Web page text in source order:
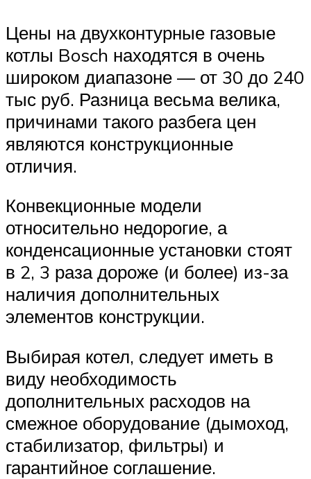
Цены на двухконтурные газовые
котлы Bosch находятся в очень
широком диапазоне — от 30 до 240
тыс руб. Разница весьма велика,
причинами такого разбега цен
являются конструкционные
отличия.
Конвекционные модели
относительно недорогие, а
конденсационные установки стоят
в 2, 3 раза дороже (и более) из-за
наличия дополнительных
элементов конструкции.
Выбирая котел, следует иметь в
виду необходимость
дополнительных расходов на
смежное оборудование (дымоход,
стабилизатор, фильтры) и
гарантийное соглашение.